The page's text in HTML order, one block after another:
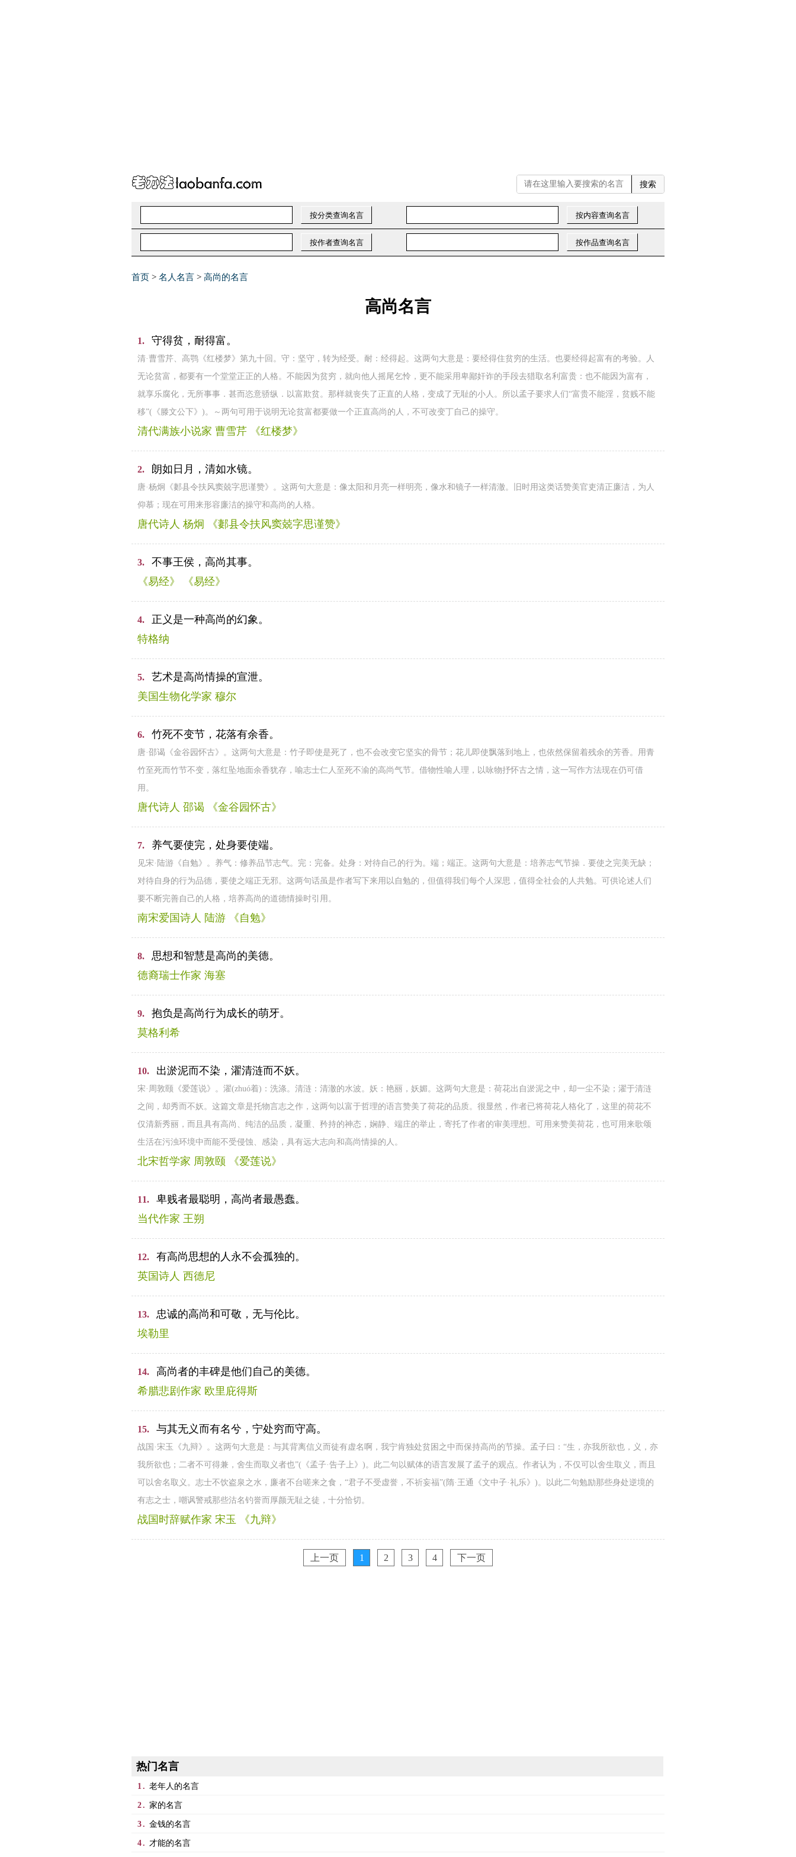
首页 > 名人名言 > 高尚的名言
高尚名言
1. 守得贫，耐得富。
清·曹雪芹、高鹗《红楼梦》第九十回。守：坚守，转为经受。耐：经得起。这两句大意是：要经得住贫穷的生活。也要经得起富有的考验。人
无论贫富，都要有一个堂堂正正的人格。不能因为贫穷，就向他人摇尾乞怜，更不能采用卑鄙奸诈的手段去猎取名利富贵：也不能因为富有，
就享乐腐化，无所事事．甚而恣意骄纵．以富欺贫。那样就丧失了正直的人格，变成了无耻的小人。所以孟子要求人们“富贵不能淫，贫贱不能
移”(《滕文公下》)。～两句可用于说明无论贫富都要做一个正直高尚的人，不可改变丁自己的操守。
清代满族小说家 曹雪芹 《红楼梦》
2. 朗如日月，清如水镜。
唐·杨炯《郪县令扶风窦兢字思谨赞》。这两句大意是：像太阳和月亮一样明亮，像水和镜子一样清澈。旧时用这类话赞美官吏清正廉洁，为人
仰慕；现在可用来形容廉洁的操守和高尚的人格。
唐代诗人 杨炯 《郪县令扶风窦兢字思谨赞》
3.
不事王侯，高尚其事。
《易经》 《易经》
4.
正义是一种高尚的幻象。
特格纳
5.
艺术是高尚情操的宣泄。
美国生物化学家 穆尔
6. 竹死不变节，花落有余香。
唐·邵谒《金谷园怀古》。这两句大意是：竹子即使是死了，也不会改变它坚实的骨节；花儿即使飘落到地上，也依然保留着残余的芳香。用青
竹至死而竹节不变，落红坠地面余香犹存，喻志士仁人至死不渝的高尚气节。借物性喻人理，以咏物抒怀古之情，这一写作方法现在仍可借
用。
唐代诗人 邵谒 《金谷园怀古》
7. 养气要使完，处身要使端。
见宋·陆游《自勉》。养气：修养品节志气。完：完备。处身：对待自己的行为。端；端正。这两句大意是：培养志气节操．要使之完美无缺；
对待自身的行为品德，要使之端正无邪。这两句话虽是作者写下来用以自勉的，但值得我们每个人深思，值得全社会的人共勉。可供论述人们
要不断完善自己的人格，培养高尚的道德情操时引用。
南宋爱国诗人 陆游 《自勉》
8.
思想和智慧是高尚的美德。
德裔瑞士作家 海塞
9.
抱负是高尚行为成长的萌牙。
莫格利希
10. 出淤泥而不染，濯清涟而不妖。
宋·周敦颐《爱莲说》。濯(zhuó着)：洗涤。清涟：清澈的水波。妖：艳丽，妖媚。这两句大意是：荷花出自淤泥之中，却一尘不染；濯于清涟
之间，却秀而不妖。这篇文章是托物言志之作，这两句以富于哲理的语言赞美了荷花的品质。很显然，作者已将荷花人格化了，这里的荷花不
仅清新秀丽，而且具有高尚、纯洁的品质，凝重、矜持的神态，娴静、端庄的举止，寄托了作者的审美理想。可用来赞美荷花，也可用来歌颂
生活在污浊环境中而能不受侵蚀、感染，具有远大志向和高尚情操的人。
北宋哲学家 周敦颐 《爱莲说》
11.
卑贱者最聪明，高尚者最愚蠢。
当代作家 王朔
12.
有高尚思想的人永不会孤独的。
英国诗人 西德尼
13.
忠诚的高尚和可敬，无与伦比。
埃勒里
14.
高尚者的丰碑是他们自己的美德。
希腊悲剧作家 欧里庇得斯
15. 与其无义而有名兮，宁处穷而守高。
战国·宋玉《九辩》。这两句大意是：与其背离信义而徒有虚名啊，我宁肯独处贫困之中而保持高尚的节操。孟子曰：“生，亦我所欲也，义，亦
我所欲也；二者不可得兼，舍生而取义者也”(《孟子·告子上》)。此二句以赋体的语言发展了孟子的观点。作者认为，不仅可以舍生取义，而且
可以舍名取义。志士不饮盗泉之水，廉者不台嗟来之食，“君子不受虚誉，不祈妄福”(隋·王通《文中子·礼乐》)。以此二句勉励那些身处逆境的
有志之士，嘲讽警戒那些沽名钓誉而厚颜无耻之徒，十分恰切。
战国时辞赋作家 宋玉 《九辩》
上一页 1 2 3 4 下一页
热门名言
1. 老年人的名言
2. 家的名言
3. 金钱的名言
4. 才能的名言